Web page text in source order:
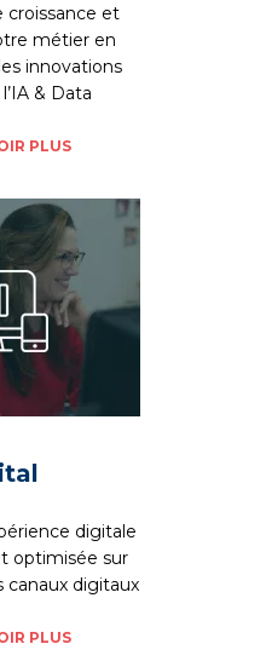
croissance et
métier en
innovations
& Data
PLUS
digitale
optimisée sur
canaux digitaux
PLUS